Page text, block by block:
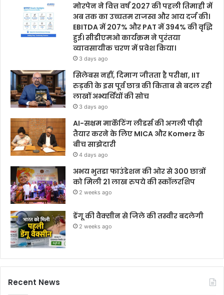
मोरपेन ने वित्त वर्ष 2027 की पहली तिमाही में
अब तक का उच्चतम राजस्व और आय दर्ज की।
EBITDA में 207% और PAT में 394% की वृद्धि
हुई। सीडीएमओ कार्यक्रम ने पुरंतया
व्यावसायीक चरण में प्रवेश किया।
3 days ago
सिलेबस नहीं, दिमाग जीतता है परीक्षा, IIT
रुड़की के इस पूर्व छात्र की किताब से बदल रही
लाखों अभ्यर्थियों की सोच
3 days ago
AI-सक्षम मार्केटिंग लीडर्स की अगली पीढ़ी
तैयार करने के लिए MICA और Komerz के
बीच साझेदारी
4 days ago
अभय भुतडा फाउंडेशन की ओर से 300 छात्रों
को मिली 21 लाख रुपये की स्कॉलरशिप
2 weeks ago
डेंगू की वैक्सीन से जिले की तस्वीर बदलेगी
2 weeks ago
Recent News